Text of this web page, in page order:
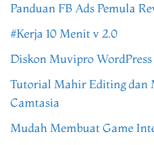
Panduan FB Ads Pemula
#Kerja 10 Menit v 2.0
Diskon Muvipro WordPress
Tutorial Mahir Editing dan
Camtasia
Mudah Membuat Game